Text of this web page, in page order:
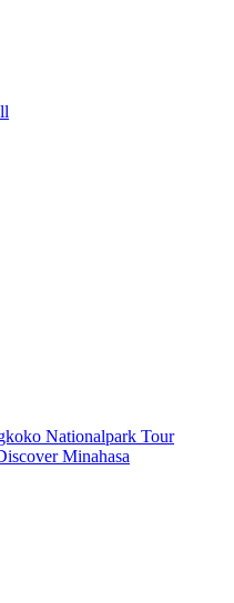
Nationalpark Tour
Minahasa